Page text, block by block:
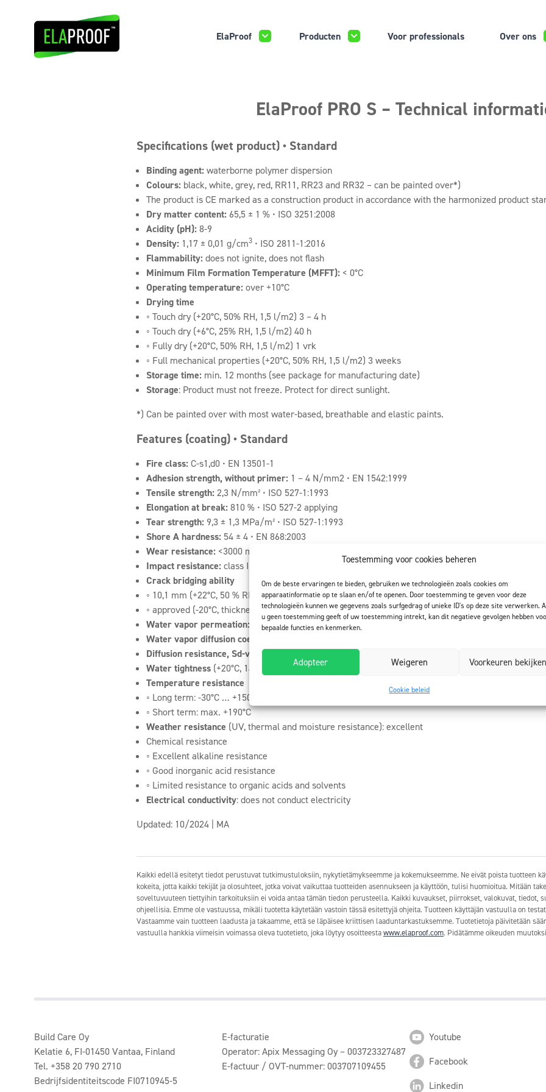
Toestemming voor cookies beheren
Om de beste ervaringen te bieden, gebruiken we technologieën zoals cookies om
apparaatinformatie op te slaan en/of te openen. Door toestemming te geven voor deze
technologieën kunnen we gegevens zoals surfgedrag of unieke ID's op deze site verwerken.
u geen toestemming geeft of uw toestemming intrekt, kan dit negatieve gevolgen hebben
bepaalde functies en kenmerken.
Adopteer Weigeren Voorkeuren bekijken
Cookie beleid
ElaProof Producten Voor professionals Over ons
ElaProof PRO S – Technical
Specifications (wet product) • Standard
Binding agent: waterborne polymer dispersion
Colours: black, white, grey, red, RR11, RR23 and RR32 – can be painted over*)
The product is CE marked as a construction product in accordance with the harmonized product
Dry matter content: 65,5 ± 1 % • ISO 3251:2008
Acidity (pH): 8-9
Density: 1,17 ± 0,01 g/cm3 • ISO 2811-1:2016
Flammability: does not ignite, does not flash
Minimum Film Formation Temperature (MFFT): < 0°C
Operating temperature: over +10°C
Drying time
◦ Touch dry (+20°C, 50% RH, 1,5 l/m2) 3 – 4 h
◦ Touch dry (+6°C, 25% RH, 1,5 l/m2) 40 h
◦ Fully dry (+20°C, 50% RH, 1,5 l/m2) 1 vrk
◦ Full mechanical properties (+20°C, 50% RH, 1,5 l/m2) 3 weeks
Storage time: min. 12 months (see package for manufacturing date)
Storage: Product must not freeze. Protect for direct sunlight.
*) Can be painted over with most water-based, breathable and elastic paints.
Features (coating) • Standard
Fire class: C-s1,d0 • EN 13501-1
Adhesion strength, without primer: 1 – 4 N/mm2 • EN 1542:1999
Tensile strength: 2,3 N/mm² • ISO 527-1:1993
Elongation at break: 810 % • ISO 527-2 applying
Tear strength: 9,3 ± 1,3 MPa/m² • ISO 527-1:1993
Shore A hardness: 54 ± 4 • EN 868:2003
Wear resistance: <3000 mg • EN ISO 5470-1 (Taber wear test)
Impact resistance: class I • EN ISO 6272-1
Crack bridging ability
◦ 10,1 mm (+22°C, 50 % RH, thickness 0,6 mm) • EN 1062-7, method A applying, class A5
◦ approved (-20°C, thickness 0,6 mm) • EN 1062-7, method A applying, class A4
Water vapor permeation: 18 g / m² / day • EN 12572
Water vapor diffusion coefficient:
Diffusion resistance, Sd-value:
Water tightness (+20°C, 14 day, 100 mm water immersion): tight • EN 1928
Temperature resistance
◦ Long term: -30°C … +150°C
◦ Short term: max. +190°C
Weather resistance (UV, thermal and moisture resistance): excellent
Chemical resistance
◦ Excellent alkaline resistance
◦ Good inorganic acid resistance
◦ Limited resistance to organic acids and solvents
Electrical conductivity: does not conduct electricity
Updated: 10/2024 | MA
Kaikki edellä esitetyt tiedot perustuvat tutkimustuloksiin, nykytietämykseemme ja kokemukseemme. Ne eivät poista tuotteen
kokeita, jotta kaikki tekijät ja olosuhteet, jotka voivat vaikuttaa tuotteiden asennukseen ja käyttöön, tulisi huomioitua. Mitään
soveltuvuuteen tiettyihin tarkoituksiin ei voida antaa tämän tiedon perusteella. Kaikki kuvaukset, piirrokset, valokuvat, tiedot,
ohjeellisia. Emme ole vastuussa, mikäli tuotetta käytetään vastoin tässä esitettyjä ohjeita. Tuotteen käyttäjän vastuulla on
Vastaamme vain tuotteen laadusta ja takaamme, että se läpäisee kriittisen laaduntarkastuksemme. Tuotetietoja päivitetään
vastuulla hankkia viimeisin voimassa oleva tuotetieto, joka löytyy osoitteestawww.elaproof.com. Pidätämme oikeuden
Build Care Oy
Kelatie 6, FI-01450 Vantaa, Finland
Tel. +358 20 790 2710
Bedrijfsidentiteitscode FI0710945-5
E-facturatie
Operator: Apix Messaging Oy – 003723327487
E-factuur / OVT-nummer: 003707109455
Youtube
Facebook
Linkedin